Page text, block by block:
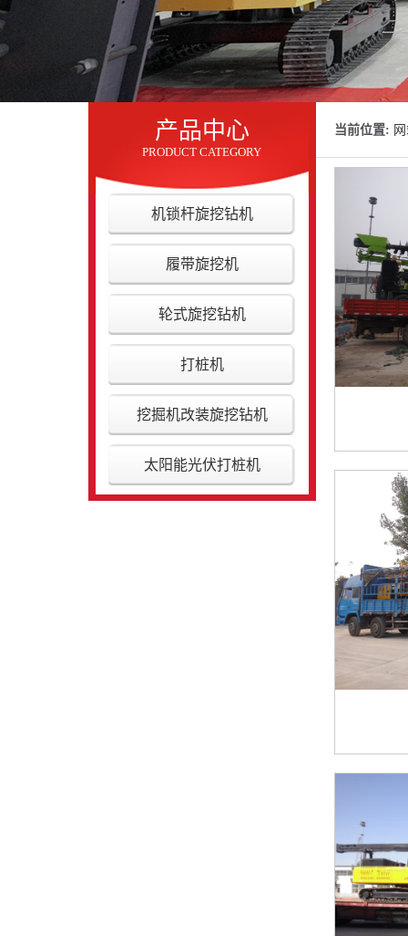
产品中心
PRODUCT CATEGORY
机锁杆旋挖钻机
履带旋挖机
轮式旋挖钻机
打桩机
挖掘机改装旋挖钻机
太阳能光伏打桩机
当前位置: